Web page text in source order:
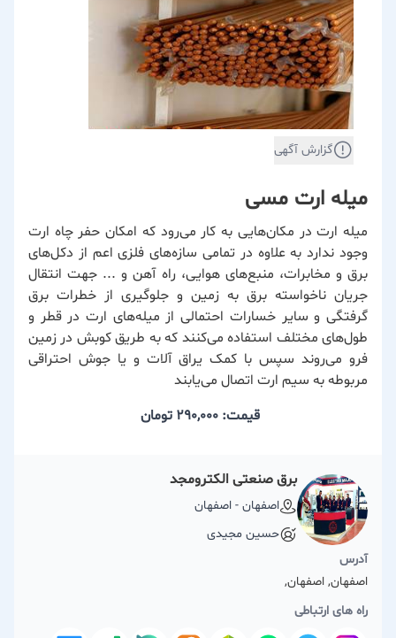
گزارش آگهی
میله ارت مسی
میله ارت در مکان‌هایی به کار می‌رود که امکان حفر چاه ارت
وجود ندارد به علاوه در تمامی سازه‌های فلزی اعم از دکل‌های
برق و مخابرات، منبع‌های هوایی، راه آهن و ... جهت انتقال
جریان ناخواسته برق به زمین و جلوگیری از خطرات برق
گرفتگی و سایر خسارات احتمالی از میله‌های ارت در قطر و
طول‌های مختلف استفاده می‌کنند که به طریق کوبش در زمین
فرو می‌روند سپس با کمک یراق آلات و یا جوش احتراقی
مربوطه به سیم ارت اتصال می‌یابند
قیمت: 290,000
تومان
برق صنعتی الکترومجد
اصفهان - اصفهان
حسین مجیدی
آدرس
اصفهان, اصفهان,
راه های ارتباطی